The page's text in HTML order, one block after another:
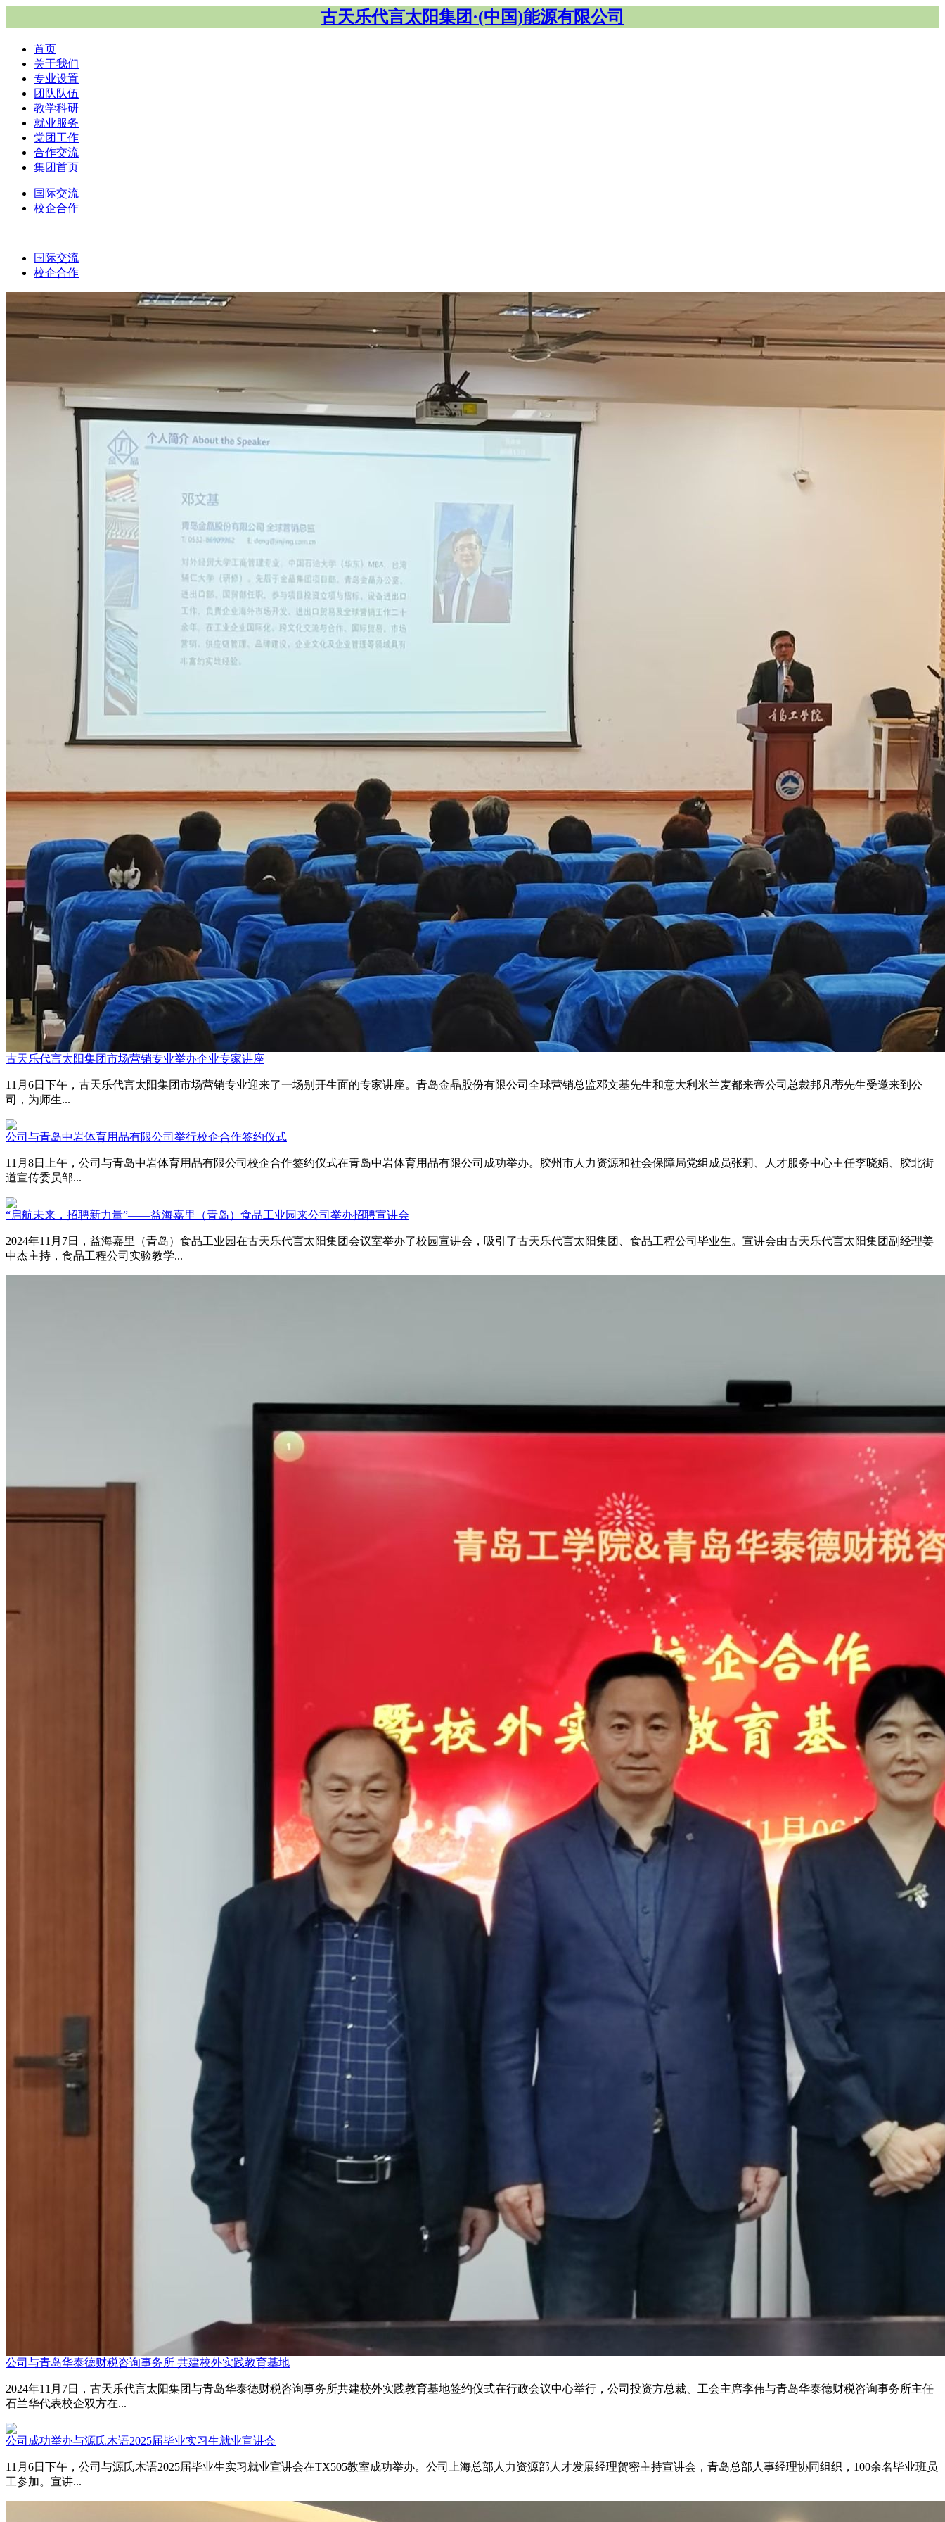
古天乐代言太阳集团·(中国)能源有限公司
首页
关于我们
专业设置
团队队伍
教学科研
就业服务
党团工作
合作交流
集团首页
国际交流
校企合作
国际交流
校企合作
古天乐代言太阳集团市场营销专业举办企业专家讲座
11月6日下午，古天乐代言太阳集团市场营销专业迎来了一场别开生面的专家讲座。青岛金晶股份有限公司全球营销总监邓文基先生和意大利米兰麦都来帝公司总裁邦凡蒂先生受邀来到公
司，为师生...
公司与青岛中岩体育用品有限公司举行校企合作签约仪式
11月8日上午，公司与青岛中岩体育用品有限公司校企合作签约仪式在青岛中岩体育用品有限公司成功举办。胶州市人力资源和社会保障局党组成员张莉、人才服务中心主任李晓娟、胶北街
道宣传委员邹...
“启航未来，招聘新力量”——益海嘉里（青岛）食品工业园来公司举办招聘宣讲会
2024年11月7日，益海嘉里（青岛）食品工业园在古天乐代言太阳集团会议室举办了校园宣讲会，吸引了古天乐代言太阳集团、食品工程公司毕业生。宣讲会由古天乐代言太阳集团副经理姜
中杰主持，食品工程公司实验教学...
公司与青岛华泰德财税咨询事务所 共建校外实践教育基地
2024年11月7日，古天乐代言太阳集团与青岛华泰德财税咨询事务所共建校外实践教育基地签约仪式在行政会议中心举行，公司投资方总裁、工会主席李伟与青岛华泰德财税咨询事务所主任
石兰华代表校企双方在...
公司成功举办与源氏木语2025届毕业实习生就业宣讲会
11月6日下午，公司与源氏木语2025届毕业生实习就业宣讲会在TX505教室成功举办。公司上海总部人力资源部人才发展经理贺密主持宣讲会，青岛总部人事经理协同组织，100余名毕业班员
工参加。宣讲...